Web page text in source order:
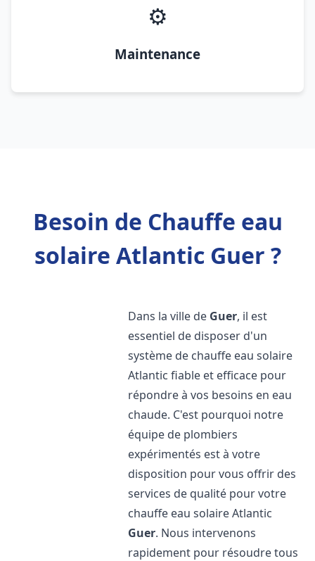
⚙️
Maintenance
Besoin de Chauffe eau
solaire Atlantic Guer ?
Dans la ville de Guer, il est
essentiel de disposer d'un
système de chauffe eau solaire
Atlantic fiable et efficace pour
répondre à vos besoins en eau
chaude. C'est pourquoi notre
équipe de plombiers
expérimentés est à votre
disposition pour vous offrir des
services de qualité pour votre
chauffe eau solaire Atlantic
Guer. Nous intervenons
rapidement pour résoudre tous